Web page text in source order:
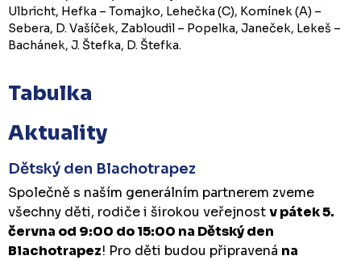
Ulbricht, Hefka – Tomajko, Lehečka (C), Komínek (A) –
Sebera, D. Vašíček, Zabloudil – Popelka, Janeček, Lekeš –
Bachánek, J. Štefka, D. Štefka.
Tabulka
Aktuality
Dětský den Blachotrapez
Společně s naším generálním partnerem zveme
všechny děti, rodiče i širokou veřejnostv pátek 5.
června od 9:00 do 15:00 na Dětský den
Blachotrapez! Pro děti budou připravená na